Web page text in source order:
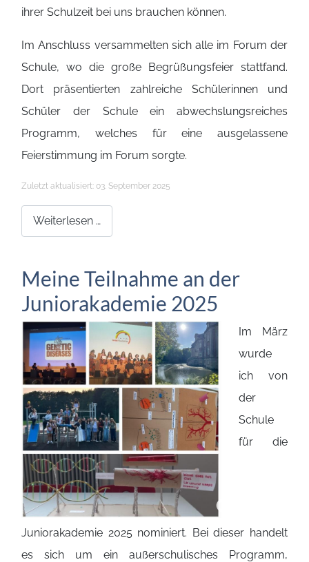
ihrer Schulzeit bei uns brauchen können.
Im Anschluss versammelten sich alle im Forum der
Schule, wo die große Begrüßungsfeier stattfand.
Dort präsentierten zahlreiche Schülerinnen und
Schüler der Schule ein abwechslungsreiches
Programm, welches für eine ausgelassene
Feierstimmung im Forum sorgte.
Details
Zuletzt aktualisiert: 03. September 2025
Weiterlesen …
Meine Teilnahme an der
Juniorakademie 2025
Im März
wurde
ich von
der
Schule
für die
Juniorakademie 2025 nominiert. Bei dieser handelt
es sich um ein außerschulisches Programm,